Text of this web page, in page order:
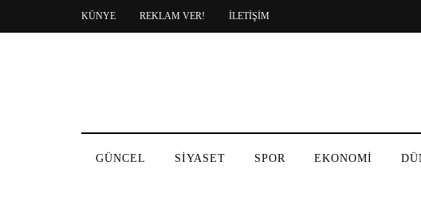
KÜNYE REKLAM VER! İLETİŞİM
GÜNCEL SİYASET SPOR EKONOMİ